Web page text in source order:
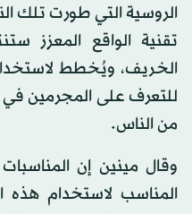
الروسية التي طورت تلك
تقنية الواقع المعزز
الخريف، ويُخطط
للتعرف على المجرمين
من الناس.
وقال مينين إن
المناسب لاستخدام هذه